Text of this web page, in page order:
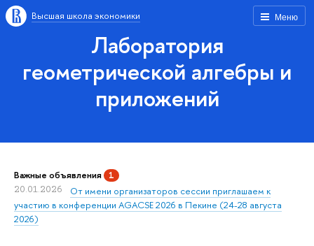
Меню
Высшая школа экономики
Лаборатория
геометрической алгебры и
приложений
Важные объявления 1
20.01.2026
От имени организаторов сессии приглашаем к
участию в конференции AGACSE 2026 в Пекине (24-28 августа
2026)